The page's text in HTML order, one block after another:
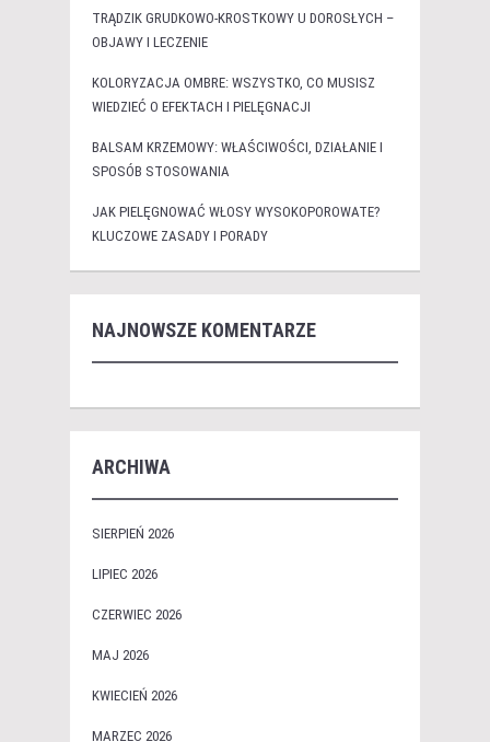
TRĄDZIK GRUDKOWO-KROSTKOWY U DOROSŁYCH –
OBJAWY I LECZENIE
KOLORYZACJA OMBRE: WSZYSTKO, CO MUSISZ
WIEDZIEĆ O EFEKTACH I PIELĘGNACJI
BALSAM KRZEMOWY: WŁAŚCIWOŚCI, DZIAŁANIE I
SPOSÓB STOSOWANIA
JAK PIELĘGNOWAĆ WŁOSY WYSOKOPOROWATE?
KLUCZOWE ZASADY I PORADY
NAJNOWSZE KOMENTARZE
ARCHIWA
SIERPIEŃ 2026
LIPIEC 2026
CZERWIEC 2026
MAJ 2026
KWIECIEŃ 2026
MARZEC 2026